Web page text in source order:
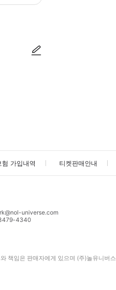
험 가입내역 티켓판매안내
universe.com
4340
책임은 판매자에게 있으며 (주)놀유니버스